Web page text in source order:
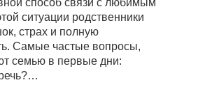
способ связи с любимым
ситуации родственники
страх и полную
Самые частые вопросы,
семью в первые дни: